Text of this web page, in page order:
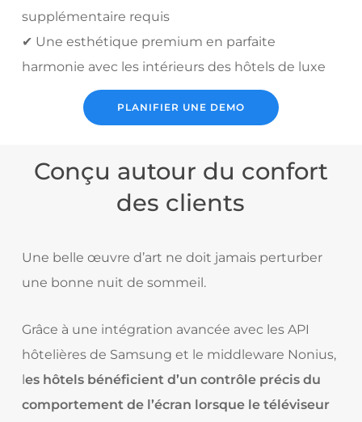
supplémentaire requis
✔ Une esthétique premium en parfaite
harmonie avec les intérieurs des hôtels de luxe
PLANIFIER UNE DEMO
Conçu autour du confort
des clients
Une belle œuvre d’art ne doit jamais perturber
une bonne nuit de sommeil.
Grâce à une intégration avancée avec les API
hôtelières de Samsung et le middleware Nonius,
les hôtels bénéficient d’un contrôle précis du
comportement de l’écran lorsque le téléviseur